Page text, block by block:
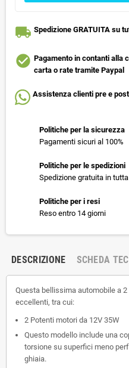
local_shipping Spedizione GRATUITA su
check_circle Pagamento in contanti alla
carta o rate tramite Paypal
Assistenza clienti pre e
Politiche per la sicurezza
Pagamenti sicuri al 100%
Politiche per le spedizioni
Spedizione gratuita in
Politiche per i resi
Reso entro 14 giorni
DESCRIZIONE SCHEDA
Questa bellissima automobile a
eccellenti, tra cui:
2 Potenti motori da 12V 35W
Questo modello include una
torsione su superfici meno
ghiaia.